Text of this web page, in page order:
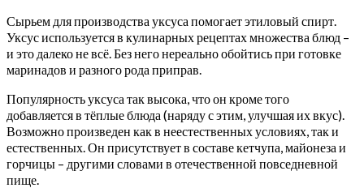
Сырьем для производства уксуса помогает этиловый спирт.
Уксус используется в кулинарных рецептах множества блюд –
и это далеко не всё. Без него нереально обойтись при готовке
маринадов и разного рода приправ.
Популярность уксуса так высока, что он кроме того
добавляется в тёплые блюда (наряду с этим, улучшая их вкус).
Возможно произведен как в неестественных условиях, так и
естественных. Он присутствует в составе кетчупа, майонеза и
горчицы – другими словами в отечественной повседневной
пище.